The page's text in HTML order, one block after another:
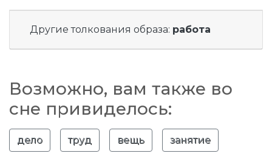
Другие толкования образа: работа
Возможно, вам также во
сне привиделось:
дело труд вещь занятие